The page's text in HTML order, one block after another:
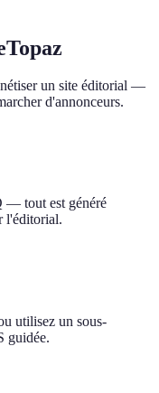
un site éditorial —
d'annonceurs.
— tout est généré
l'éditorial.
utilisez un sous-
guidée.